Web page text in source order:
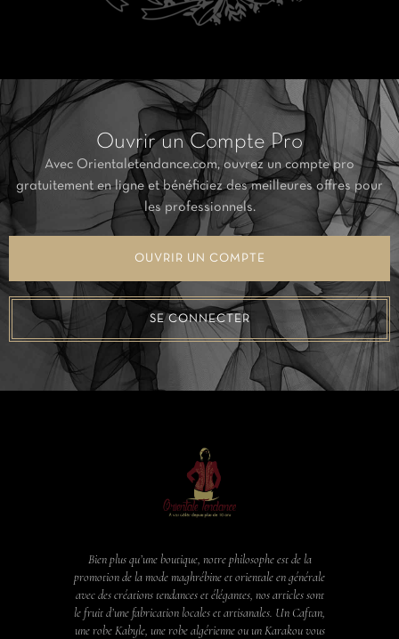
Ouvrir un Compte Pro
Avec Orientaletendance.com, ouvrez un compte pro
gratuitement en ligne et bénéficiez des meilleures offres pour
les professionnels.
OUVRIR UN COMPTE
SE CONNECTER
Bien plus qu’une boutique, notre philosophe est de la
promotion de la mode maghrébine et orientale en générale
avec des créations tendances et élégantes, nos articles sont
le fruit d’une fabrication locales et artisanales. Un Caftan,
une robe Kabyle, une robe algérienne ou un Karakou vous